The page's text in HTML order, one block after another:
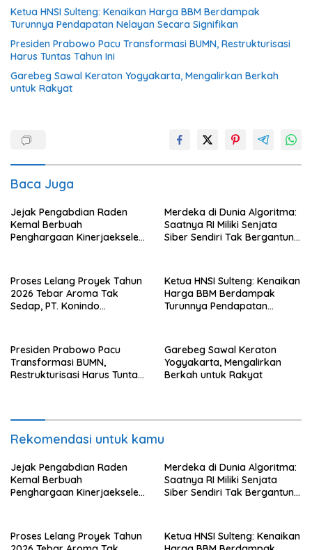
Ketua HNSI Sulteng: Kenaikan Harga BBM Berdampak
Turunnya Pendapatan Nelayan Secara Signifikan
Presiden Prabowo Pacu Transformasi BUMN, Restrukturisasi
Harus Tuntas Tahun Ini
Garebeg Sawal Keraton Yogyakarta, Mengalirkan Berkah
untuk Rakyat
Baca Juga
Jejak Pengabdian Raden
Kemal Berbuah
Penghargaan Kinerjaekselen
Merdeka di Dunia Algoritma:
Saatnya RI Miliki Senjata
Siber Sendiri Tak Bergantung
Proses Lelang Proyek Tahun
2026 Tebar Aroma Tak
Sedap, PT. Konindo
Ketua HNSI Sulteng: Kenaikan
Harga BBM Berdampak
Turunnya Pendapatan
Presiden Prabowo Pacu
Transformasi BUMN,
Restrukturisasi Harus Tuntas
Garebeg Sawal Keraton
Yogyakarta, Mengalirkan
Berkah untuk Rakyat
Rekomendasi untuk kamu
Jejak Pengabdian Raden
Kemal Berbuah
Penghargaan Kinerjaekselen
Merdeka di Dunia Algoritma:
Saatnya RI Miliki Senjata
Siber Sendiri Tak Bergantung
Proses Lelang Proyek Tahun
Ketua HNSI Sulteng: Kenaikan